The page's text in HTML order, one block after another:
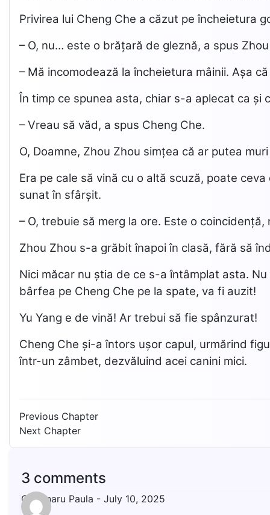
Privirea lui Cheng Che a căzut pe încheietura
– O, nu… este o brățară de gleznă, a spus
– Mă incomodează la încheietura mâinii. Așa
În timp ce spunea asta, chiar s-a aplecat ca și
– Vreau să văd, a spus Cheng Che.
O, Doamne, Zhou Zhou simțea că ar putea
Era pe cale să vină cu o altă scuză, poate
sunat în sfârșit.
– O, trebuie să merg la ore. Este o
Zhou Zhou s-a grăbit înapoi în clasă, fără să
Nici măcar nu știa de ce s-a întâmplat asta.
bârfea pe Cheng Che pe la spate, va fi auzit!
Yu Yang e de vină! Ar trebui să fie spânzurat!
Cheng Che și-a întors ușor capul, urmărind
într-un zâmbet, dezvăluind acei canini mici.
Previous Chapter
Next Chapter
3 comments
Gradinaru Paula - July 10, 2025